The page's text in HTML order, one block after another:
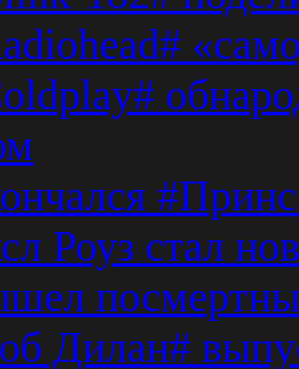
Роуз стал
Дилан#